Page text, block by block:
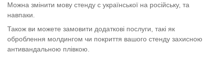
Можна змінити мову стенду с української на російську, та
навпаки.
Також ви можете замовити додаткові послуги, такі як
оброблення молдингом чи покриття вашого стенду захисною
антивандальною плівкою.